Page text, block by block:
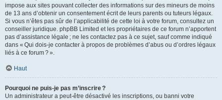
impose aux sites pouvant collecter des informations sur des mineurs de moins
de 13 ans d’obtenir un consentement écrit de leurs parents ou tuteurs légaux.
Si vous n’êtes pas sûr de l’applicabilité de cette loi à votre forum, consultez un
conseiller juridique. phpBB Limited et les propriétaires de ce forum n’apportent
pas d’assistance légale ; ne les contactez pas à ce sujet, sauf comme indiqué
dans « Qui dois-je contacter à propos de problèmes d’abus ou d’ordres légaux
liés à ce forum ? ».
Haut
Pourquoi ne puis-je pas m’inscrire ?
Un administrateur a peut-être désactivé les inscriptions, ou banni votre